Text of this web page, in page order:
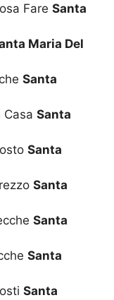
Fare Santa
Maria Del
Santa
Casa Santa
Santa
Santa
Santa
Santa
Santa